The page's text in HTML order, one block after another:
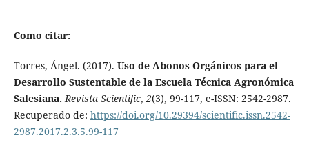
Como citar:
Torres, Ángel. (2017). Uso de Abonos Orgánicos para el
Desarrollo Sustentable de la Escuela Técnica Agronómica
Salesiana. Revista Scientific, 2(3), 99-117, e-ISSN: 2542-2987.
Recuperado de: https://doi.org/10.29394/scientific.issn.2542-
2987.2017.2.3.5.99-117